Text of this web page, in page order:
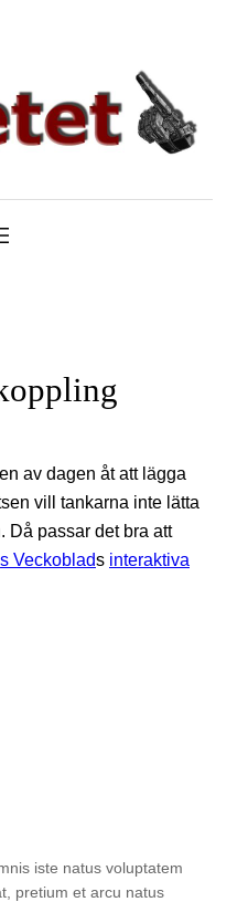
av dagen åt att lägga
vill tankarna inte lätta
Då passar det bra att
Veckoblads interaktiva
iste natus voluptatem
pretium et arcu natus